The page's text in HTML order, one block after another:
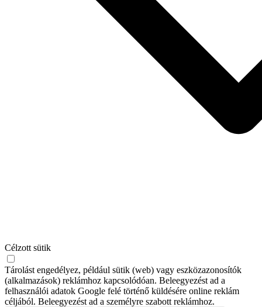
Célzott sütik
Tárolást engedélyez, például sütik (web) vagy eszközazonosítók
(alkalmazások) reklámhoz kapcsolódóan. Beleegyezést ad a
felhasználói adatok Google felé történő küldésére online reklám
céljából. Beleegyezést ad a személyre szabott reklámhoz.